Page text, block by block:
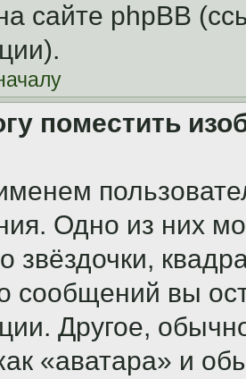
сайте phpBB
поместить
Одно из них
звёздочки,
сообщений вы
Другое,
«аватара» и